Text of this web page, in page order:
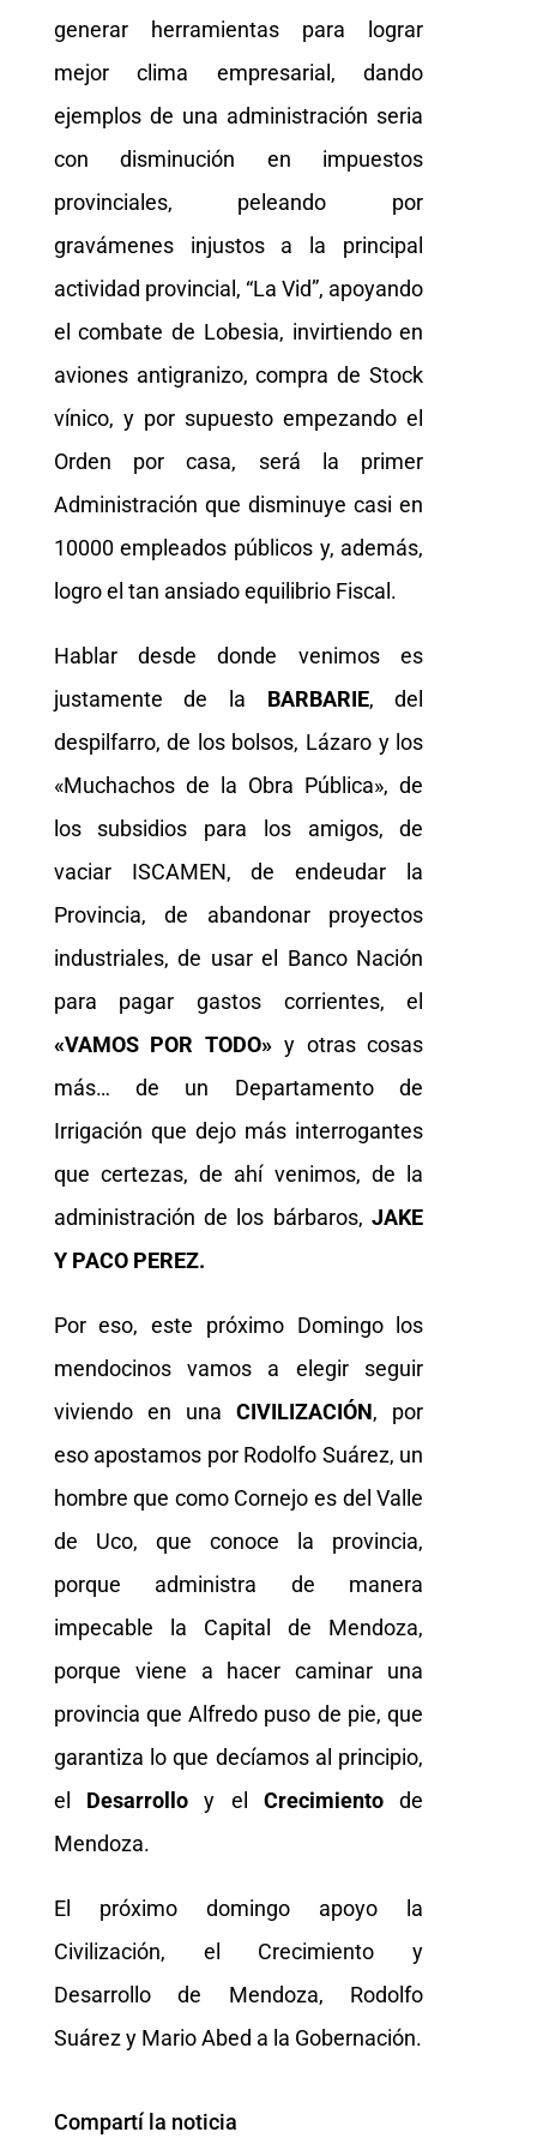
generar herramientas para lograr
mejor clima empresarial, dando
ejemplos de una administración seria
con disminución en impuestos
provinciales, peleando por
gravámenes injustos a la principal
actividad provincial, “La Vid”, apoyando
el combate de Lobesia, invirtiendo en
aviones antigranizo, compra de Stock
vínico, y por supuesto empezando el
Orden por casa, será la primer
Administración que disminuye casi en
10000 empleados públicos y, además,
logro el tan ansiado equilibrio Fiscal.
Hablar desde donde venimos es
justamente de la BARBARIE, del
despilfarro, de los bolsos, Lázaro y los
«Muchachos de la Obra Pública», de
los subsidios para los amigos, de
vaciar ISCAMEN, de endeudar la
Provincia, de abandonar proyectos
industriales, de usar el Banco Nación
para pagar gastos corrientes, el
«VAMOS POR TODO» y otras cosas
más… de un Departamento de
Irrigación que dejo más interrogantes
que certezas, de ahí venimos, de la
administración de los bárbaros,JAKE
Y PACO PEREZ.
Por eso, este próximo Domingo los
mendocinos vamos a elegir seguir
viviendo en unaCIVILIZACIÓN, por
eso apostamos por Rodolfo Suárez, un
hombre que como Cornejo es del Valle
de Uco, que conoce la provincia,
porque administra de manera
impecable la Capital de Mendoza,
porque viene a hacer caminar una
provincia que Alfredo puso de pie, que
garantiza lo que decíamos al principio,
el Desarrolloy el Crecimientode
Mendoza.
El próximo domingo apoyo la
Civilización, el Crecimiento y
Desarrollo de Mendoza, Rodolfo
Suárez y Mario Abed a la Gobernación.
Compartí la noticia